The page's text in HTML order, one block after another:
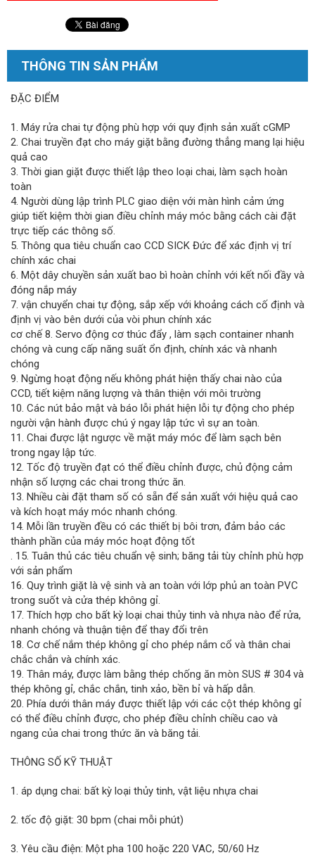
THÔNG TIN SẢN PHẨM
ĐẶC ĐIỂM
1. Máy rửa chai tự động phù hợp với quy định sản xuất cGMP
2. Chai truyền đạt cho máy giặt bằng đường thẳng mang lại hiệu
quả cao
3. Thời gian giặt được thiết lập theo loại chai, làm sạch hoàn
toàn
4. Người dùng lập trình PLC giao diện với màn hình cảm ứng
giúp tiết kiệm thời gian điều chỉnh máy móc bằng cách cài đặt
trực tiếp các thông số.
5. Thông qua tiêu chuẩn cao CCD SICK Đức để xác định vị trí
chính xác chai
6. Một dây chuyền sản xuất bao bì hoàn chỉnh với kết nối đầy và
đóng nắp máy
7. vận chuyển chai tự động, sắp xếp với khoảng cách cố định và
định vị vào bên dưới của vòi phun chính xác
cơ chế 8. Servo động cơ thúc đẩy , làm sạch container nhanh
chóng và cung cấp năng suất ổn định, chính xác và nhanh
chóng
9. Ngừng hoạt động nếu không phát hiện thấy chai nào của
CCD, tiết kiệm năng lượng và thân thiện với môi trường
10. Các nút bảo mật và báo lỗi phát hiện lỗi tự động cho phép
người vận hành được chú ý ngay lập tức vì sự an toàn.
11. Chai được lật ngược về mặt máy móc để làm sạch bên
trong ngay lập tức.
12. Tốc độ truyền đạt có thể điều chỉnh được, chủ động cảm
nhận số lượng các chai trong thức ăn.
13. Nhiều cài đặt tham số có sẵn để sản xuất với hiệu quả cao
và kích hoạt máy móc nhanh chóng.
14. Mỗi lần truyền đều có các thiết bị bôi trơn, đảm bảo các
thành phần của máy móc hoạt động tốt
. 15. Tuân thủ các tiêu chuẩn vệ sinh; băng tải tùy chỉnh phù hợp
với sản phẩm
16. Quy trình giặt là vệ sinh và an toàn với lớp phủ an toàn PVC
trong suốt và cửa thép không gỉ.
17. Thích hợp cho bất kỳ loại chai thủy tinh và nhựa nào để rửa,
nhanh chóng và thuận tiện để thay đổi trên
18. Cơ chế nắm thép không gỉ cho phép nắm cổ và thân chai
chắc chắn và chính xác.
19. Thân máy, được làm bằng thép chống ăn mòn SUS # 304 và
thép không gỉ, chắc chắn, tinh xảo, bền bỉ và hấp dẫn.
20. Phía dưới thân máy được thiết lập với các cột thép không gỉ
có thể điều chỉnh được, cho phép điều chỉnh chiều cao và
ngang của chai trong thức ăn và băng tải.
THÔNG SỐ KỸ THUẬT
1. áp dụng chai: bất kỳ loại thủy tinh, vật liệu nhựa chai
2. tốc độ giặt: 30 bpm (chai mỗi phút)
3. Yêu cầu điện: Một pha 100 hoặc 220 VAC, 50/60 Hz